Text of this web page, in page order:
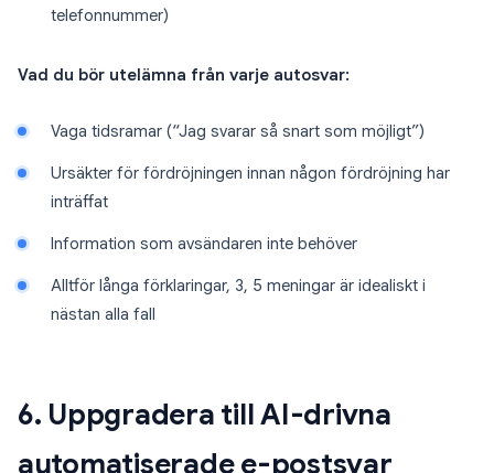
telefonnummer)
Vad du bör utelämna från varje autosvar:
Vaga tidsramar (“Jag svarar så snart som möjligt”)
Ursäkter för fördröjningen innan någon fördröjning har
inträffat
Information som avsändaren inte behöver
Alltför långa förklaringar, 3, 5 meningar är idealiskt i
nästan alla fall
6. Uppgradera till AI-drivna
automatiserade e-postsvar